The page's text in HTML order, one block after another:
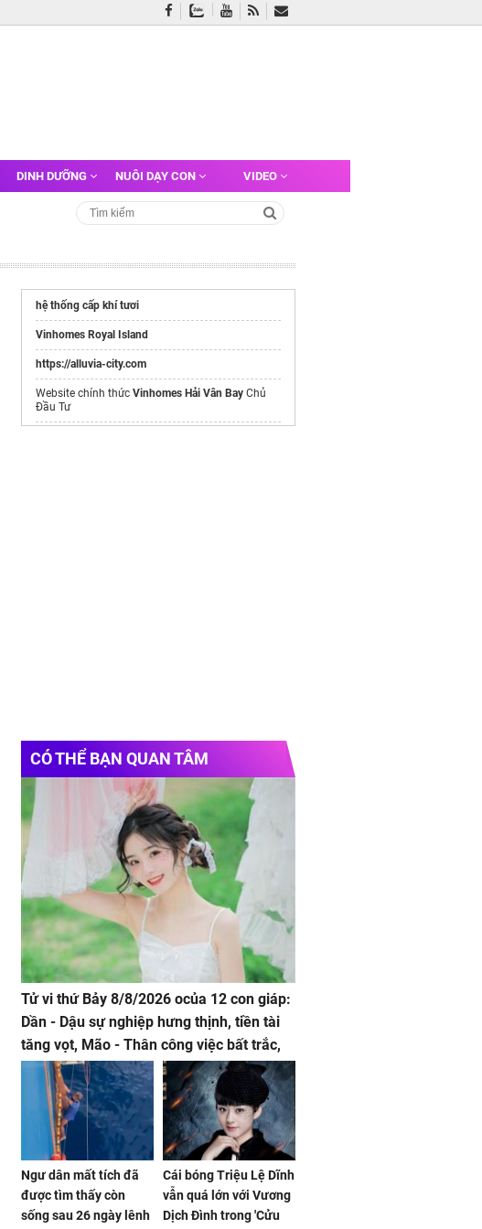
DINH DƯỠNG NUÔI DẠY CON VIDEO
hệ thống cấp khí tươi
Vinhomes Royal Island
https://alluvia-city.com
Website chính thức Vinhomes Hải Vân Bay Chủ
Đầu Tư
CÓ THỂ BẠN QUAN TÂM
Tử vi thứ Bảy 8/8/2026 ocủa 12 con giáp:
Dần - Dậu sự nghiệp hưng thịnh, tiền tài
tăng vọt, Mão - Thân công việc bất trắc,
tiền mất tật mang
Ngư dân mất tích đã
được tìm thấy còn
sống sau 26 ngày lênh
Cái bóng Triệu Lệ Dĩnh
vẫn quá lớn với Vương
Dịch Đình trong 'Cửu